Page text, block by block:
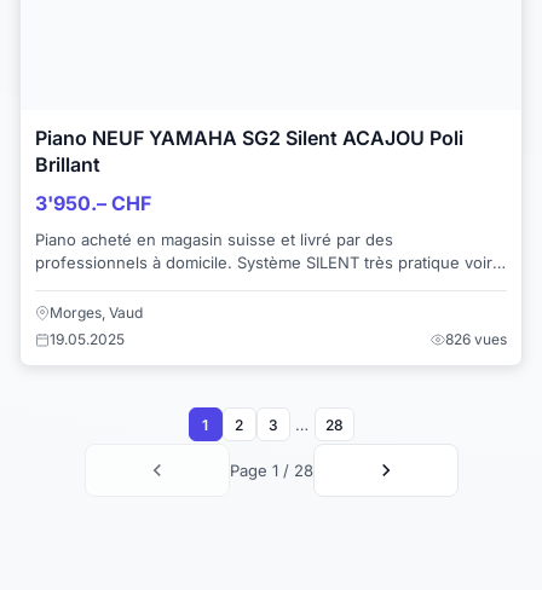
Piano NEUF YAMAHA SG2 Silent ACAJOU Poli
Brillant
3'950.– CHF
Piano acheté en magasin suisse et livré par des
professionnels à domicile. Système SILENT très pratique voire
Morges, Vaud
19.05.2025
826 vues
Page 1 / 28
1 2 3 … 28